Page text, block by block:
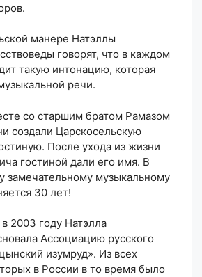
манере Натэллы
говорят, что в каждом
такую интонацию, которая
речи.
со старшим братом Рамазом
создали Царскосельскую
После ухода из жизни
гостиной дали его имя. В
замечательному музыкальному
30 лет!
2003 году Натэлла
Ассоциацию русского
изумруд». Из всех
в России в то время было